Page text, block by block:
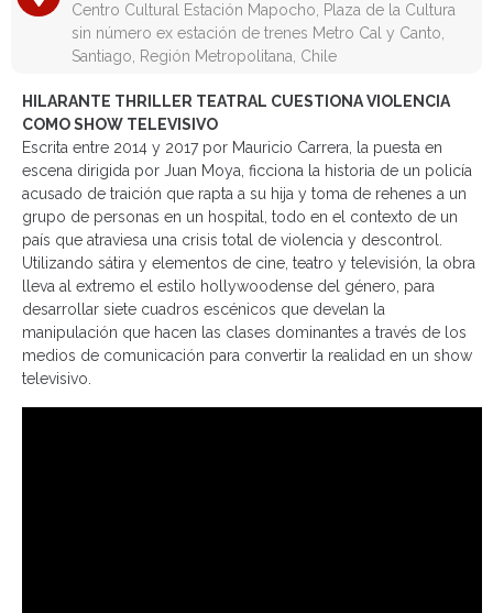
Centro Cultural Estación Mapocho, Plaza de la Cultura
sin número ex estación de trenes Metro Cal y Canto,
Santiago, Región Metropolitana, Chile
HILARANTE THRILLER TEATRAL CUESTIONA VIOLENCIA
COMO SHOW TELEVISIVO
Escrita entre 2014 y 2017 por Mauricio Carrera, la puesta en
escena dirigida por Juan Moya, ficciona la historia de un policía
acusado de traición que rapta a su hija y toma de rehenes a un
grupo de personas en un hospital, todo en el contexto de un
país que atraviesa una crisis total de violencia y descontrol.
Utilizando sátira y elementos de cine, teatro y televisión, la obra
lleva al extremo el estilo hollywoodense del género, para
desarrollar siete cuadros escénicos que develan la
manipulación que hacen las clases dominantes a través de los
medios de comunicación para convertir la realidad en un show
televisivo.